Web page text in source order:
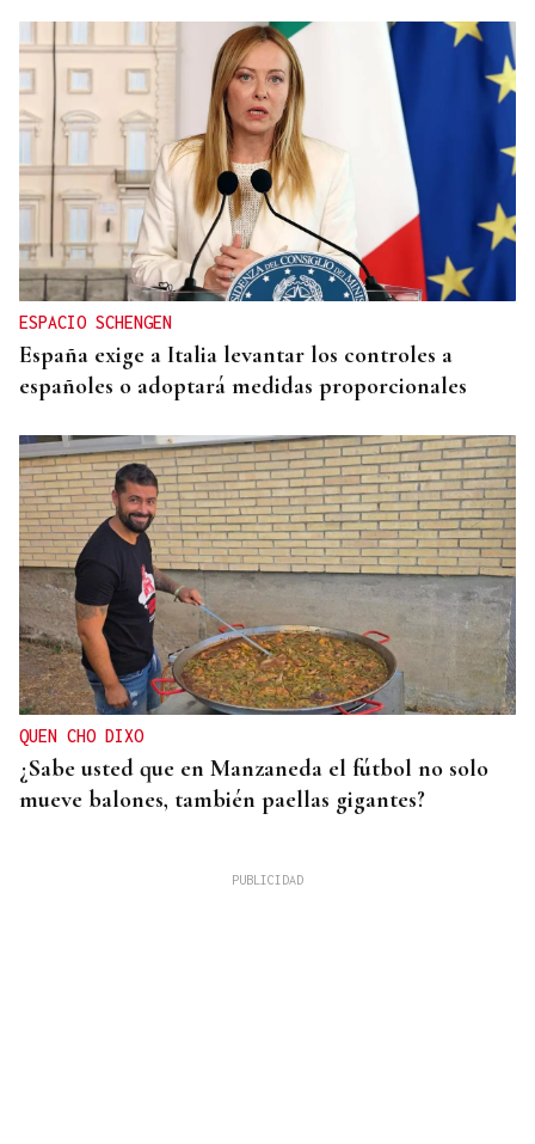
ESPACIO SCHENGEN
España exige a Italia levantar los controles a
españoles o adoptará medidas proporcionales
QUEN CHO DIXO
¿Sabe usted que en Manzaneda el fútbol no solo
mueve balones, también paellas gigantes?